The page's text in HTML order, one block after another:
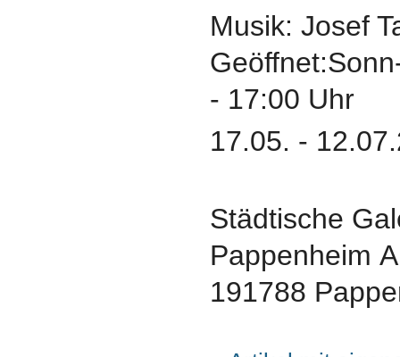
Musik: Josef
- 17:00 Uhr
17.05. -
Städtische
Pappenheim
191788